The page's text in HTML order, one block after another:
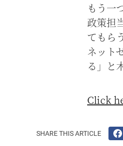
もう一
政策担
てもら
ネット
る」と
Click
SHARE THIS ARTICLE